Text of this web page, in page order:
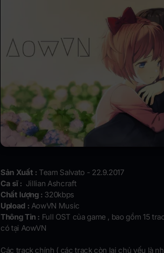
Sản Xuất : Team Salvato - 22.9.2017
Ca sĩ : Jillian Ashcraft
Chất lượng : 320kbps
Upload : AowVN Music
Thông Tin : Full OST của game , bao gồm 15
có tại AowVN
Các track chính ( các track còn lại chủ yếu là